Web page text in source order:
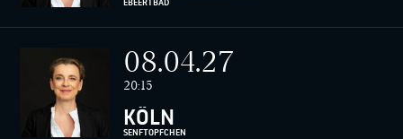
08.04.27
20:15
KÖLN
SENFTÖPFCHEN